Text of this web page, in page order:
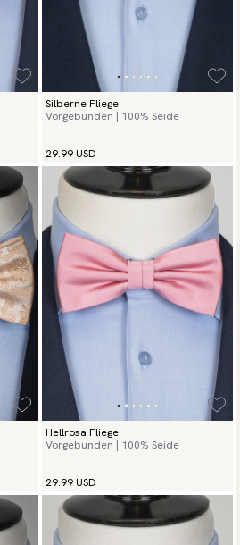
Silberne Fliege
Vorgebunden | 100% Seide
29.99 USD
Hellrosa Fliege
Vorgebunden | 100% Seide
29.99 USD